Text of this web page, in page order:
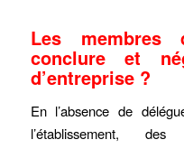
Les membres
conclure et
d’entreprise ?
En l’absence de
l’établissement,